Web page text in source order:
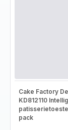
Cake Factory
KD812110
pack